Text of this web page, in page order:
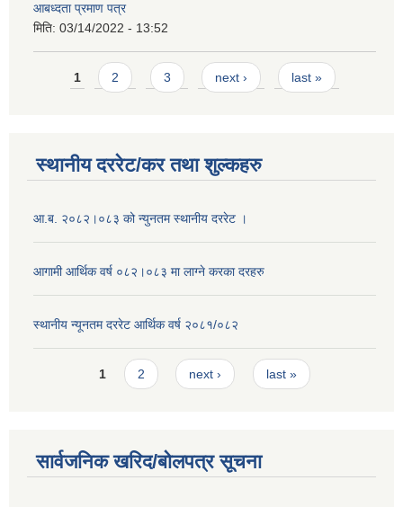
आबध्दता प्रमाण पत्र
मिति: 03/14/2022 - 13:52
Pages
1 2 3 next › last »
स्थानीय दररेट/कर तथा शुल्कहरु
आ.ब. २०८२।०८३ को न्युनतम स्थानीय दररेट ।
आगामी आर्थिक वर्ष ०८२।०८३ मा लाग्ने करका दरहरु
स्थानीय न्यूनतम दररेट आर्थिक वर्ष २०८१/०८२
Pages1 2 next › last »
सार्वजनिक खरिद/बोलपत्र सूचना